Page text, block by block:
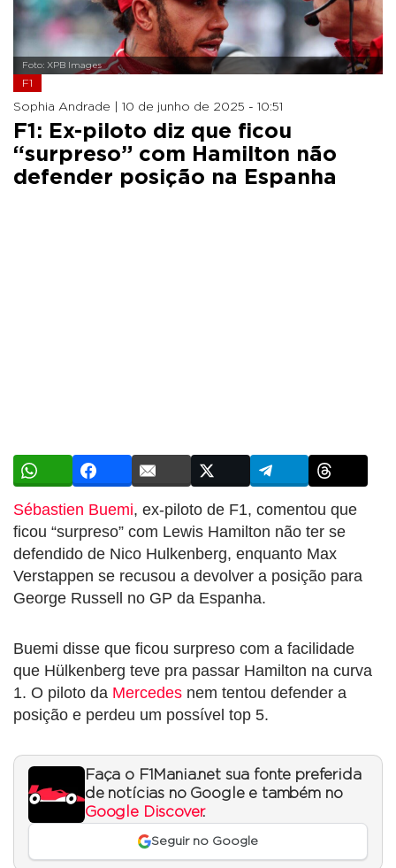
Foto: XPB Images
F1
Sophia Andrade | 10 de junho de 2025 - 10:51
F1: Ex-piloto diz que ficou
“surpreso” com Hamilton não
defender posição na Espanha
Sébastien Buemi, ex-piloto de F1, comentou que
ficou “surpreso” com Lewis Hamilton não ter se
defendido de Nico Hulkenberg, enquanto Max
Verstappen se recusou a devolver a posição para
George Russell no GP da Espanha.
Buemi disse que ficou surpreso com a facilidade
que Hülkenberg teve pra passar Hamilton na curva
1. O piloto da Mercedes nem tentou defender a
posição e perdeu um possível top 5.
Faça o F1Mania.net sua fonte preferida
de notícias no Google e também no
Google Discover.
Seguir no Google